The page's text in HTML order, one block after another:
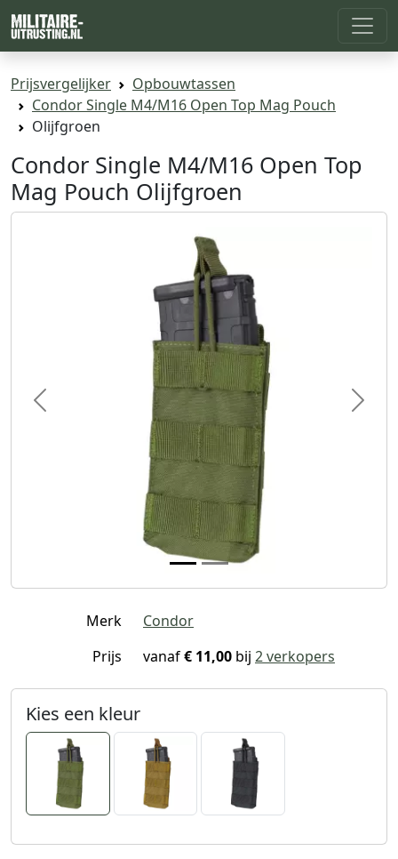
Prijsvergelijker
Opbouwtassen
Condor Single M4/M16 Open Top Mag Pouch
Olijfgroen
Condor Single M4/M16 Open Top
Mag Pouch Olijfgroen
Previous Next
Merk
Condor
Prijs
vanaf€ 11,00 bij 2 verkopers
Kies een kleur